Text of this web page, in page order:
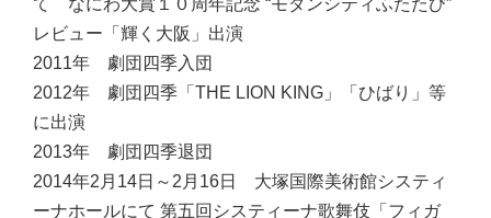
て なにわ大賞１０周年記念 “モダンシティふたたび”
レビュー「輝く大阪」出演
2011年 劇団四季入団
2012年 劇団四季「THE LION KING」「ひばり」等
に出演
2013年 劇団四季退団
2014年2月14日～2月16日 大塚国際美術館システィ
ーナホールにて 第五回システィーナ歌舞伎「フィガ